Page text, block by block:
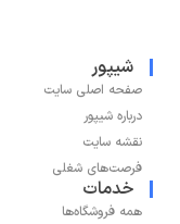
شیپور
صفحه اصلی سایت
درباره شیپور
نقشه سایت
فرصت‌های شغلی
خدمات
همه فروشگاه‌ها